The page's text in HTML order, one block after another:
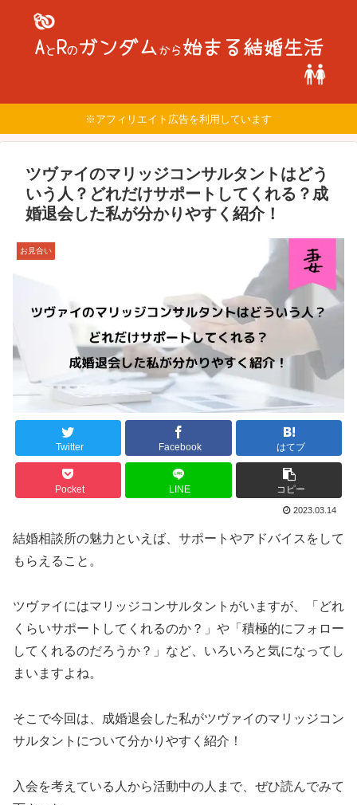
※アフィリエイト広告を利用しています
ツヴァイのマリッジコンサルタントはどう
いう人？どれだけサポートしてくれる？成
婚退会した私が分かりやすく紹介！
お見合い
Twitter Facebook はてブ
Pocket LINE コピー
2023.03.14
結婚相談所の魅力といえば、サポートやアドバイスをして
もらえること。
ツヴァイにはマリッジコンサルタントがいますが、「どれ
くらいサポートしてくれるのか？」や「積極的にフォロー
してくれるのだろうか？」など、いろいろと気になってし
まいますよね。
そこで今回は、成婚退会した私がツヴァイのマリッジコン
サルタントについて分かりやすく紹介！
入会を考えている人から活動中の人まで、ぜひ読んでみて